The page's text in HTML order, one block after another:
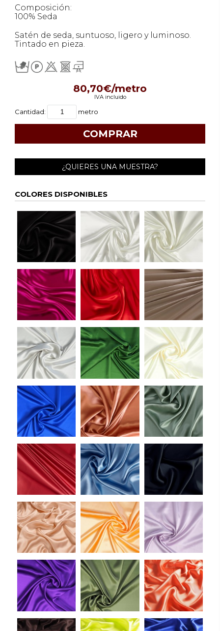
Composición:
100% Seda
Satén de seda, suntuoso, ligero y luminoso.
Tintado en pieza.
80,70€/metro
IVA incluido
Cantidad: metro
¿QUIERES UNA MUESTRA?
COLORES DISPONIBLES